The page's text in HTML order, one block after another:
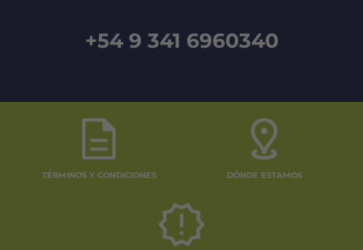
+54 9 341 6960340
TÉRMINOS Y CONDICIONES DÓNDE ESTAMOS